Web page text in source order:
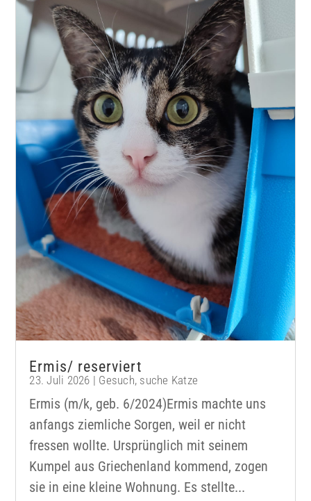
Ermis/ reserviert
23. Juli 2026 | Gesuch, suche Katze
Ermis (m/k, geb. 6/2024)Ermis machte uns
anfangs ziemliche Sorgen, weil er nicht
fressen wollte. Ursprünglich mit seinem
Kumpel aus Griechenland kommend, zogen
sie in eine kleine Wohnung. Es stellte...